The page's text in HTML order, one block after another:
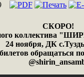
СКОРО!
коллектива
24 ноября, ДК
обращаться